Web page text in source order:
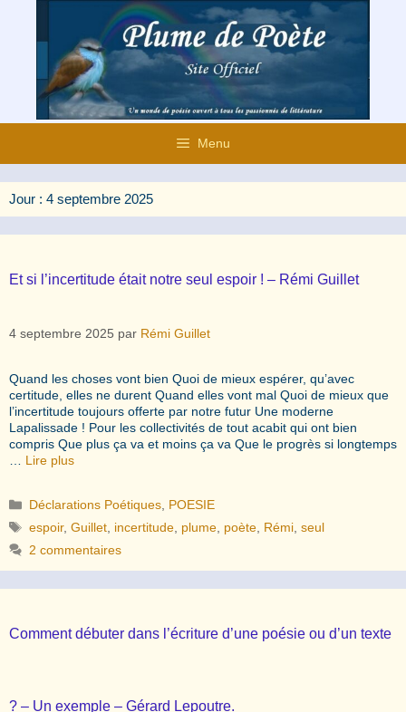
contenu
Menu
Jour : 4 septembre 2025
Et si l’incertitude était notre seul espoir ! – Rémi Guillet
4 septembre 2025 par Rémi Guillet
Quand les choses vont bien Quoi de mieux espérer, qu’avec
certitude, elles ne durent Quand elles vont mal Quoi de mieux que
l’incertitude toujours offerte par notre futur Une moderne
Lapalissade ! Pour les collectivités de tout acabit qui ont bien
compris Que plus ça va et moins ça va Que le progrès si longtemps
Lire plus
Catégories
Déclarations Poétiques POESIE
Étiquettes
espoir,Guillet incertitude plume poète Rémi ,seul
2 commentaires
Comment débuter dans l’écriture d’une poésie ou d’un texte
? – Un exemple – Gérard Lepoutre.